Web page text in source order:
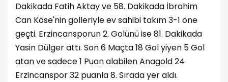
Dakikada Fatih Aktay ve 58. Dakikada İbrahim
Can Köse'nin golleriyle ev sahibi takım 3-1 öne
geçti. Erzincansporun 2. Golünü ise 81. Dakikada
Yasin Dülger attı. Son 6 Maçta 18 Gol yiyen 5 Gol
atan ve sadece 1 Puan alabilen Anagold 24
Erzincanspor 32 puanla 8. Sırada yer aldı.